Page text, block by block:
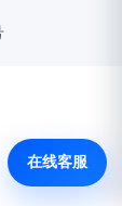
在线客服